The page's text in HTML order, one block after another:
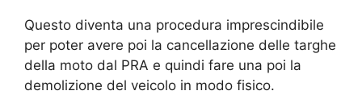
Questo diventa una procedura imprescindibile
per poter avere poi la cancellazione delle targhe
della moto dal PRA e quindi fare una poi la
demolizione del veicolo in modo fisico.